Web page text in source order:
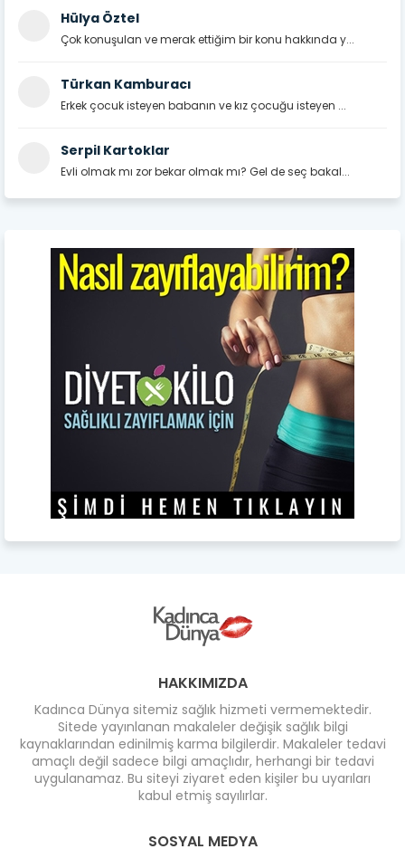
Hülya Öztel
Çok konuşulan ve merak ettiğim bir konu hakkında y...
Türkan Kamburacı
Erkek çocuk isteyen babanın ve kız çocuğu isteyen ...
Serpil Kartoklar
Evli olmak mı zor bekar olmak mı? Gel de seç bakal...
HAKKIMIZDA
Kadınca Dünya sitemiz sağlık hizmeti vermemektedir.
Sitede yayınlanan makaleler değişik sağlık bilgi
kaynaklarından edinilmiş karma bilgilerdir. Makaleler tedavi
amaçlı değil sadece bilgi amaçlıdır, herhangi bir tedavi
uygulanamaz. Bu siteyi ziyaret eden kişiler bu uyarıları
kabul etmiş sayılırlar.
SOSYAL MEDYA